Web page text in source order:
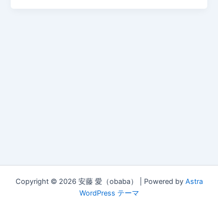
Copyright © 2026 安藤 愛（obaba） | Powered by Astra
WordPress テーマ